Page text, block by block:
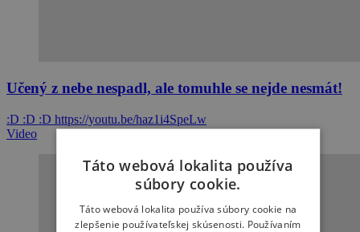
Učený z nebe nespadl, ale tomuhle se nejde nesmát!
:D :D :D https://youtu.be/haz1i4SpeLw
Video
Táto webová lokalita používa
súbory cookie.
Táto webová lokalita používa súbory cookie na
zlepšenie používateľskej skúsenosti. Používaním